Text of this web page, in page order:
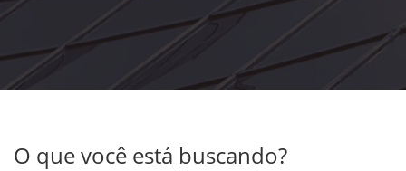
O que você está buscando?